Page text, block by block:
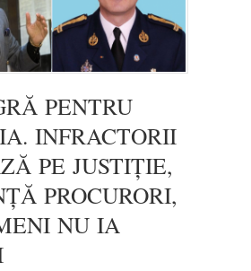
PENTRU
INFRACTORII
PE JUSTIȚIE,
PROCURORI,
NU IA